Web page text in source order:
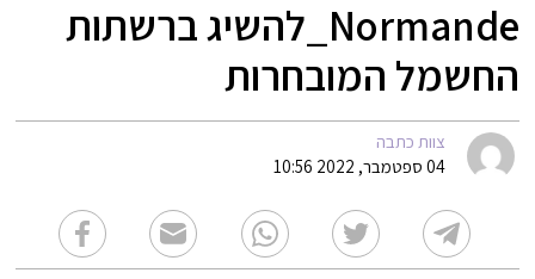
Normande_להשיג ברשתות
החשמל המובחרות
צוות כתבה
04 ספטמבר, 2022 10:56